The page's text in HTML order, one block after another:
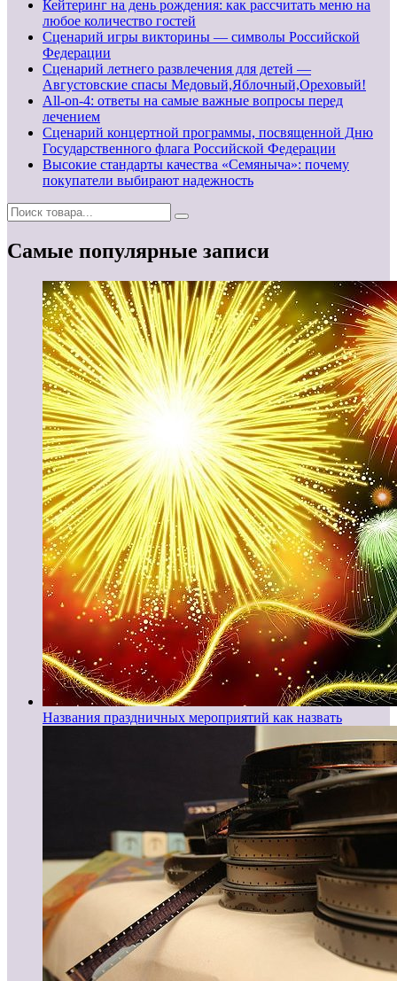
Кейтеринг на день рождения: как рассчитать меню на
любое количество гостей
Сценарий игры викторины — символы Российской
Федерации
Сценарий летнего развлечения для детей —
Августовские спасы Медовый,Яблочный,Ореховый!
All-on-4: ответы на самые важные вопросы перед
лечением
Сценарий концертной программы, посвященной Дню
Государственного флага Российской Федерации
Высокие стандарты качества «Семяныча»: почему
покупатели выбирают надежность
Самые популярные записи
Названия праздничных мероприятий как назвать